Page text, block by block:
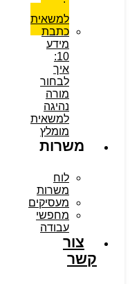
לרשיון
למשאית
כתבת
מידע
10:
איך
לבחור
מורה
נהיגה
למשאית
מומלץ
משרות
לוח
משרות
מעסיקים
מחפשי
עבודה
צור
קשר